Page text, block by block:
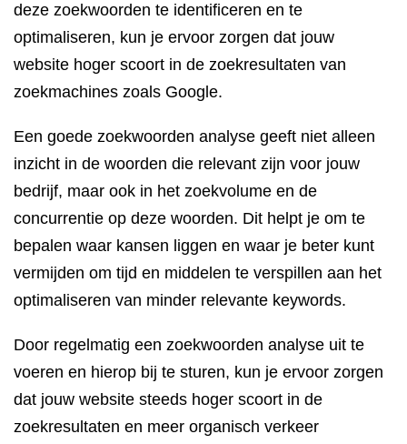
deze zoekwoorden te identificeren en te
optimaliseren, kun je ervoor zorgen dat jouw
website hoger scoort in de zoekresultaten van
zoekmachines zoals Google.
Een goede zoekwoorden analyse geeft niet alleen
inzicht in de woorden die relevant zijn voor jouw
bedrijf, maar ook in het zoekvolume en de
concurrentie op deze woorden. Dit helpt je om te
bepalen waar kansen liggen en waar je beter kunt
vermijden om tijd en middelen te verspillen aan het
optimaliseren van minder relevante keywords.
Door regelmatig een zoekwoorden analyse uit te
voeren en hierop bij te sturen, kun je ervoor zorgen
dat jouw website steeds hoger scoort in de
zoekresultaten en meer organisch verkeer